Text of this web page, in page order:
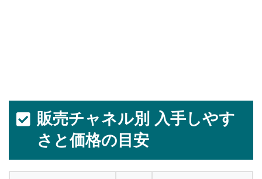
販売チャネル別 入手しやす
さと価格の目安